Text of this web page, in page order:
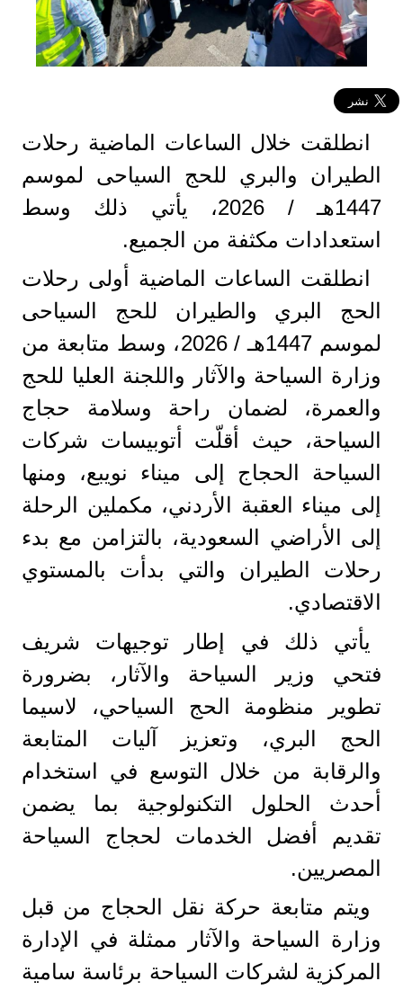
انطلقت خلال الساعات الماضية رحلات
الطيران والبري للحج السياحى لموسم
1447هـ / 2026، يأتي ذلك وسط
استعدادات مكثفة من الجميع.
انطلقت الساعات الماضية أولى رحلات
الحج البري والطيران للحج السياحى
لموسم 1447هـ / 2026، وسط متابعة من
وزارة السياحة والآثار واللجنة العليا للحج
والعمرة، لضمان راحة وسلامة حجاج
السياحة، حيث أقلّت أتوبيسات شركات
السياحة الحجاج إلى ميناء نويبع، ومنها
إلى ميناء العقبة الأردني، مكملين الرحلة
إلى الأراضي السعودية، بالتزامن مع بدء
رحلات الطيران والتي بدأت بالمستوي
الاقتصادي.
يأتي ذلك في إطار توجيهات شريف
فتحي وزير السياحة والآثار، بضرورة
تطوير منظومة الحج السياحي، لاسيما
الحج البري، وتعزيز آليات المتابعة
والرقابة من خلال التوسع في استخدام
أحدث الحلول التكنولوجية بما يضمن
تقديم أفضل الخدمات لحجاج السياحة
المصريين.
ويتم متابعة حركة نقل الحجاج من قبل
وزارة السياحة والآثار ممثلة في الإدارة
المركزية لشركات السياحة برئاسة سامية